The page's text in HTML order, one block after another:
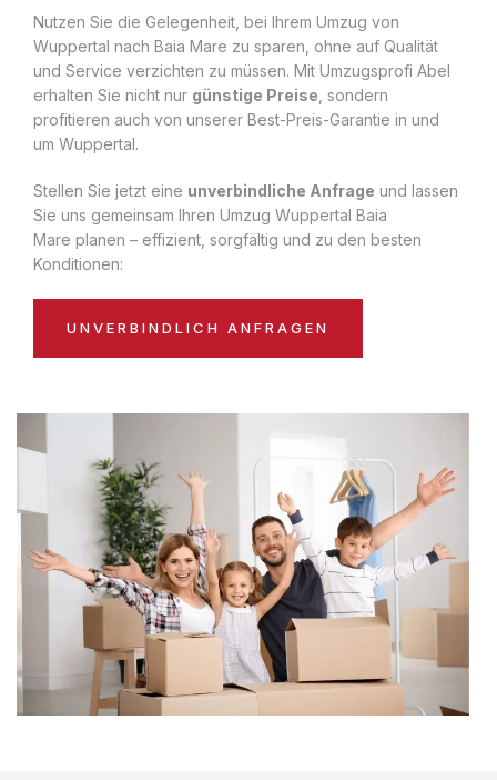
Nutzen Sie die Gelegenheit, bei Ihrem Umzug von
Wuppertal nach Baia Mare zu sparen, ohne auf Qualität
und Service verzichten zu müssen. Mit Umzugsprofi Abel
erhalten Sie nicht nur günstige Preise , sondern
profitieren auch von unserer Best-Preis-Garantie in und
um Wuppertal.
Stellen Sie jetzt eine unverbindliche Anfrage und lassen
Sie uns gemeinsam Ihren Umzug Wuppertal Baia
Mare planen – effizient, sorgfältig und zu den besten
Konditionen:
UNVERBINDLICH ANFRAGEN